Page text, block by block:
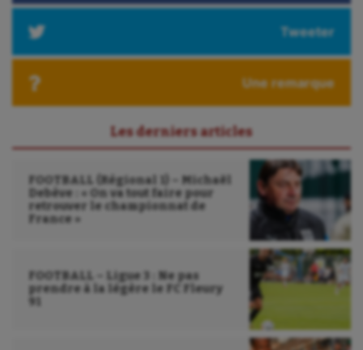
Tweeter
Une remarque
Les derniers articles
FOOTBALL (Régional 1) – Michaël
Debève : « On va tout faire pour
retrouver le championnat de
France »
FOOTBALL – Ligue 3 : Ne pas
prendre à la légère le FC Fleury
91